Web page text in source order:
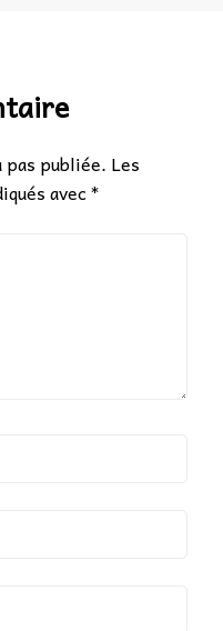
publiée. Les
avec*